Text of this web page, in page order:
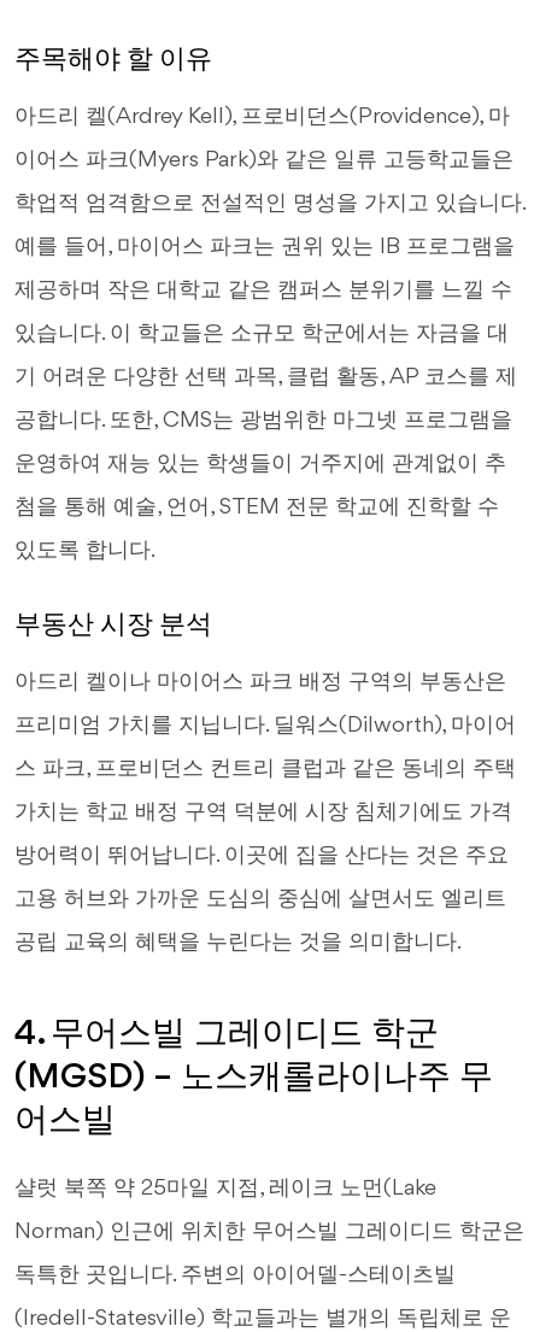
주목해야 할 이유
아드리 켈(Ardrey Kell), 프로비던스(Providence), 마
이어스 파크(Myers Park)와 같은 일류 고등학교들은
학업적 엄격함으로 전설적인 명성을 가지고 있습니다.
예를 들어, 마이어스 파크는 권위 있는 IB 프로그램을
제공하며 작은 대학교 같은 캠퍼스 분위기를 느낄 수
있습니다. 이 학교들은 소규모 학군에서는 자금을 대
기 어려운 다양한 선택 과목, 클럽 활동, AP 코스를 제
공합니다. 또한, CMS는 광범위한 마그넷 프로그램을
운영하여 재능 있는 학생들이 거주지에 관계없이 추
첨을 통해 예술, 언어, STEM 전문 학교에 진학할 수
있도록 합니다.
부동산 시장 분석
아드리 켈이나 마이어스 파크 배정 구역의 부동산은
프리미엄 가치를 지닙니다. 딜워스(Dilworth), 마이어
스 파크, 프로비던스 컨트리 클럽과 같은 동네의 주택
가치는 학교 배정 구역 덕분에 시장 침체기에도 가격
방어력이 뛰어납니다. 이곳에 집을 산다는 것은 주요
고용 허브와 가까운 도심의 중심에 살면서도 엘리트
공립 교육의 혜택을 누린다는 것을 의미합니다.
4. 무어스빌 그레이디드 학군
(MGSD) – 노스캐롤라이나주 무
어스빌
샬럿 북쪽 약 25마일 지점, 레이크 노먼(Lake
Norman) 인근에 위치한 무어스빌 그레이디드 학군은
독특한 곳입니다. 주변의 아이어델-스테이츠빌
(Iredell-Statesville) 학교들과는 별개의 독립체로 운